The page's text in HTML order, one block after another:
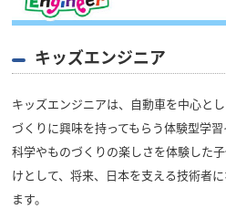
キッズエンジニア
キッズエンジニアは、自動車を中心と
づくりに興味を持ってもらう体験型学習
科学やものづくりの楽しさを体験した
けとして、将来、日本を支える技術者
ます。